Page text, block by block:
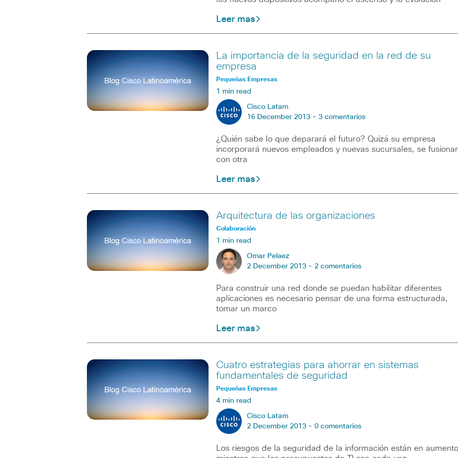
Leer mas
La importancia de la seguridad en la red de su
empresa
Pequeñas Empresas
1 min read
Cisco Latam
16 December 2013 - 3 comentarios
¿Quién sabe lo que deparará el futuro? Quizá su empresa
incorporará nuevos empleados y nuevas sucursales, se
con otra
Leer mas
Arquitectura de las organizaciones
Colaboración
1 min read
Omar Pelaez
2 December 2013 - 2 comentarios
Para construir una red donde se puedan habilitar diferentes
aplicaciones es necesario pensar de una forma estructurada,
tomar un marco
Leer mas
Cuatro estrategias para ahorrar en sistemas
fundamentales de seguridad
Pequeñas Empresas
4 min read
Cisco Latam
2 December 2013 - 0 comentarios
Los riesgos de la seguridad de la información están en